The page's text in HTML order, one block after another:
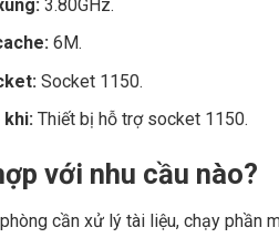
3.80GHz.
6M.
Socket 1150.
khi: Thiết bị hỗ trợ socket 1150.
với nhu cầu nào?
cần xử lý tài liệu, chạy phần